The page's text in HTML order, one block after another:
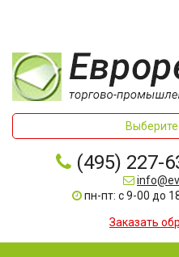
(495) 227-
пн-пт: с 9-00 до
Заказать